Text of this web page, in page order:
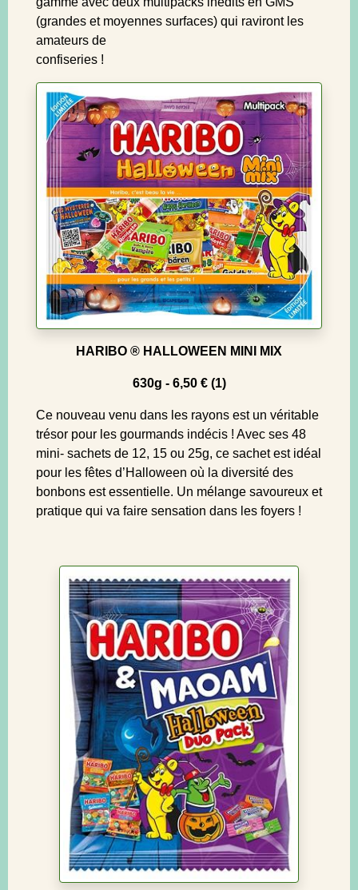
(grandes et moyennes surfaces) qui raviront les
amateurs de
confiseries !
HARIBO ® HALLOWEEN MINI MIX
630g - 6,50 € (1)
Ce nouveau venu dans les rayons est un véritable
trésor pour les gourmands indécis ! Avec ses 48
mini- sachets de 12, 15 ou 25g, ce sachet est idéal
pour les fêtes d’Halloween où la diversité des
bonbons est essentielle. Un mélange savoureux et
pratique qui va faire sensation dans les foyers !